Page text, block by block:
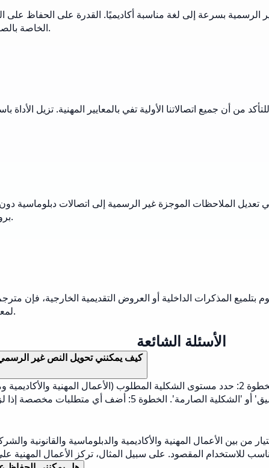
الخاصة بالصناعة مع إضفاء الطابع الرسمي على النص المحيط أمر رائع.
من أن جميع اتصالاتنا الأولية تفي بالمعايير المهنية. تزيل
تعديل الملاحظات الموجزة غير الرسمية إلى اتصالات دبلوماسية
بروتوكول محددة مع إضفاء الطابع الرسمي على النبرة العامة.
المذكرات الداخلية أو العروض التقديمية الخارجية، فإن
لمعاييرنا المهنية. خيارات الجمهور المتعددة مفيدة بشكل خاص.
الأسئلة الشائعة
كيف يمكنني تحويل النص غير الرسمي
من بين الأعمال المهنية والأكاديمية والدبلوماسية والقانونية